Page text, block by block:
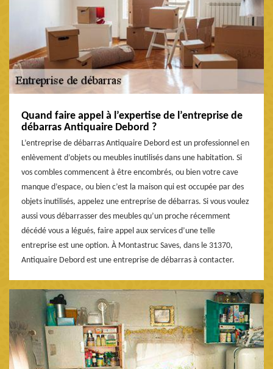
Quand faire appel à l’expertise de l’entreprise de
débarras Antiquaire Debord ?
L’entreprise de débarras Antiquaire Debord est un professionnel en
enlèvement d’objets ou meubles inutilisés dans une habitation. Si
vos combles commencent à être encombrés, ou bien votre cave
manque d’espace, ou bien c’est la maison qui est occupée par des
objets inutilisés, appelez une entreprise de débarras. Si vous voulez
aussi vous débarrasser des meubles qu’un proche récemment
décédé vous a légués, faire appel aux services d’une telle
entreprise est une option. À Montastruc Saves, dans le 31370,
Antiquaire Debord est une entreprise de débarras à contacter.